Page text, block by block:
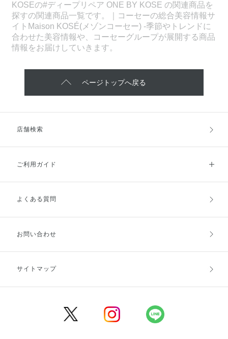
KOSEの#ディープリペア ONE BY KOSE の関連商品を
探すの関連商品一覧です。｜コーセーの総合美容情報サ
イトMaison KOSÉ(メゾンコーセー) -季節やトレンドに
合わせた美容情報や、コーセーグループが展開する商品
情報をお届けしていきます。
ページトップへ戻る
店舗検索
ご利用ガイド
ご利用ガイドトップ
お支払方法
キャンセル・返品・交換
よくある質問
お問い合わせ
サイトマップ